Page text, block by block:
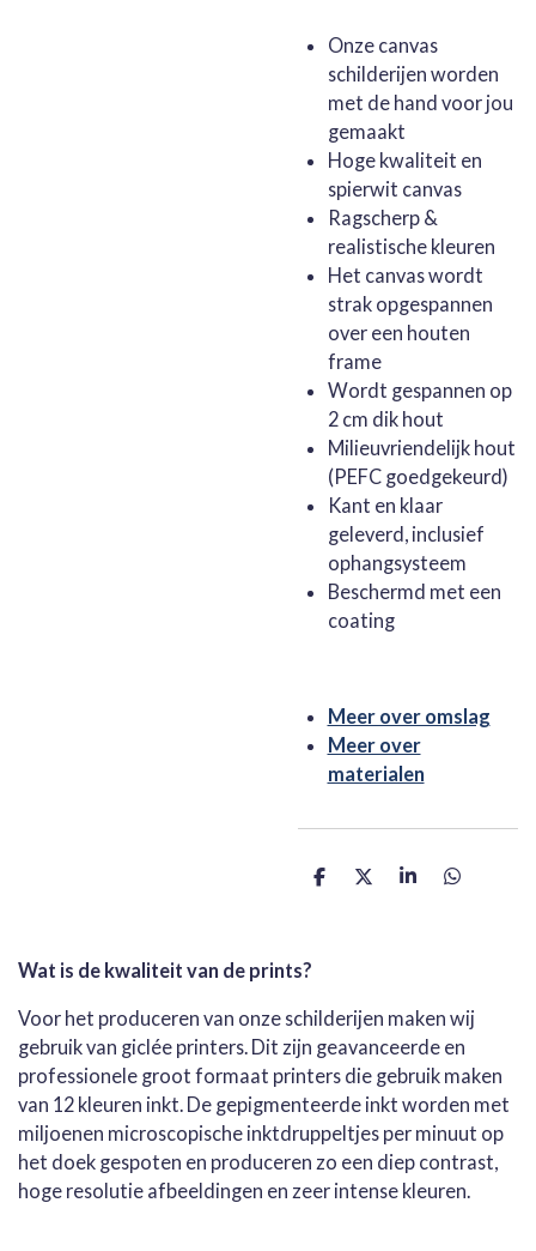
Onze canvas
schilderijen worden
met de hand voor jou
gemaakt
Hoge kwaliteit en
spierwit canvas
Ragscherp &
realistische kleuren
Het canvas wordt
strak opgespannen
over een houten
frame
Wordt gespannen op
2 cm dik hout
Milieuvriendelijk hout
(PEFC goedgekeurd)
Kant en klaar
geleverd, inclusief
ophangsysteem
Beschermd met een
coating
Meer over omslag
Meer over
materialen
D
D
S
D
Wat is de kwaliteit van de prints?
Voor het produceren van onze schilderijen maken wij
gebruik van giclée printers. Dit zijn geavanceerde en
professionele groot formaat printers die gebruik maken
van 12 kleuren inkt. De gepigmenteerde inkt worden met
miljoenen microscopische inktdruppeltjes per minuut op
het doek gespoten en produceren zo een diep contrast,
hoge resolutie afbeeldingen en zeer intense kleuren.